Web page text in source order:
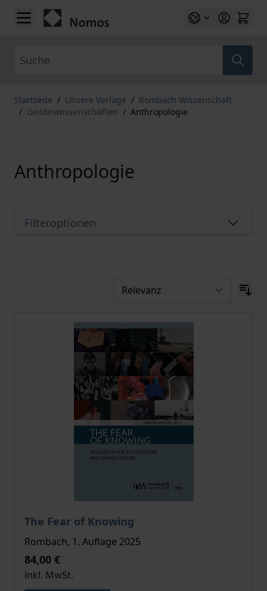
Zum Inhalt springen
Startseite / Unsere Verlage / Rombach Wissenschaft
/ Geisteswissenschaften / Anthropologie
Anthropologie
Filteroptionen
The Fear of Knowing
Der Preis dieses Titels richtet sich nach der
Rombach, 1. Auflage 2025
84,00 €
inkl. MwSt.